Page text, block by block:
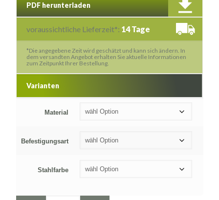
PDF herunterladen
voraussichtliche Lieferzeit*: 14 Tage
*Die angegebene Zeit wird geschätzt und kann sich ändern. In
dem versandten Angebot erhalten Sie aktuelle Informationen
zum Zeitpunkt Ihrer Bestellung.
Varianten
Material
Befestigungsart
Stahlfarbe